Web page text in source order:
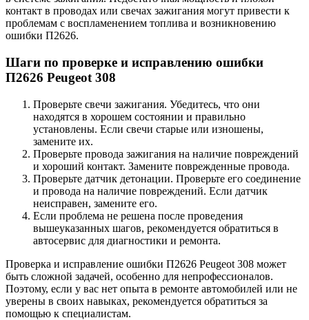
контакт в проводах или свечах зажигания могут привести к
проблемам с воспламенением топлива и возникновению
ошибки П2626.
Шаги по проверке и исправлению ошибки
П2626 Peugeot 308
Проверьте свечи зажигания. Убедитесь, что они
находятся в хорошем состоянии и правильно
установлены. Если свечи старые или изношены,
замените их.
Проверьте провода зажигания на наличие повреждений
и хороший контакт. Замените поврежденные провода.
Проверьте датчик детонации. Проверьте его соединение
и провода на наличие повреждений. Если датчик
неисправен, замените его.
Если проблема не решена после проведения
вышеуказанных шагов, рекомендуется обратиться в
автосервис для диагностики и ремонта.
Проверка и исправление ошибки П2626 Peugeot 308 может
быть сложной задачей, особенно для непрофессионалов.
Поэтому, если у вас нет опыта в ремонте автомобилей или не
уверены в своих навыках, рекомендуется обратиться за
помощью к специалистам.